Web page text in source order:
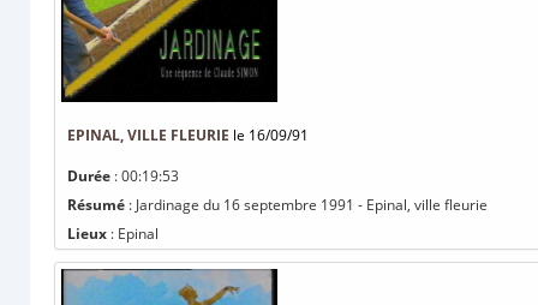
EPINAL, VILLE FLEURIE le 16/09/91
Durée : 00:19:53
Résumé : Jardinage du 16 septembre 1991 - Epinal, ville fleurie
Lieux : Epinal